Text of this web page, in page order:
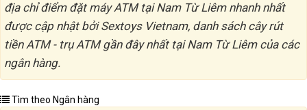
địa chỉ điểm đặt máy ATM tại Nam Từ Liêm nhanh nhất
được cập nhật bởi Sextoys Vietnam, danh sách cây rút
tiền ATM - trụ ATM gần đây nhất tại Nam Từ Liêm của các
ngân hàng.
Tìm theo Ngân hàng